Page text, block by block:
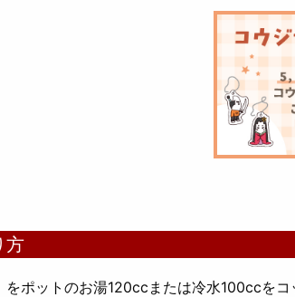
方
ットのお湯120ccまたは冷水100ccをコッ